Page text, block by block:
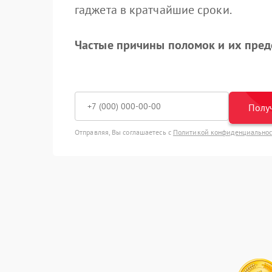
гаджета в кратчайшие сроки.
Частые причины поломок и их
Отправляя, Вы соглашаетесь с Политикой